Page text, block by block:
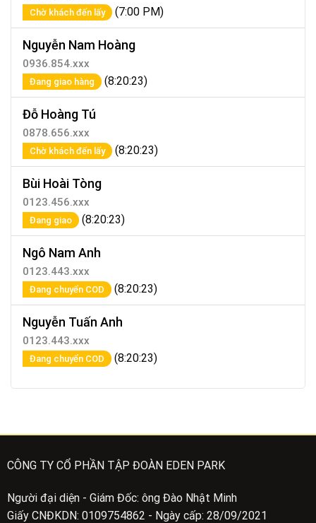
Chờ khách đến lấy (7:00 PM)
Nguyễn Nam Hoàng
0936.854.xxx
Đang giao hàng (8:20:23)
Đỗ Hoàng Tú
0878.656.xxx
Chờ khách đến lấy (8:20:23)
Bùi Hoài Tòng
0123.456.xxx
Đang giao (8:20:23)
Ngô Nam Anh
0123.443.xxx
Đang chuyển COD (8:20:23)
Nguyễn Tuấn Anh
0123.443.xxx
Đang chuyển COD (8:20:23)
CÔNG TY CỔ PHẦN TẬP ĐOÀN EDEN PARK
Người đại diện - Giám Đốc: ông Đào Nhật Minh
Giấy CNĐKDN: 0109754862 - Ngày cấp: 28/09/2021